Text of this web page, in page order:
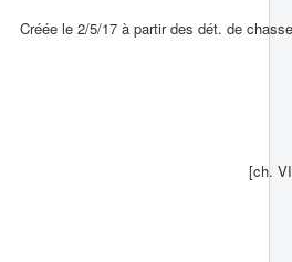
Créée le 2/5/17 à partir des dét. de
[ch.